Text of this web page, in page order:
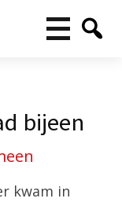
bijeen
kwam in